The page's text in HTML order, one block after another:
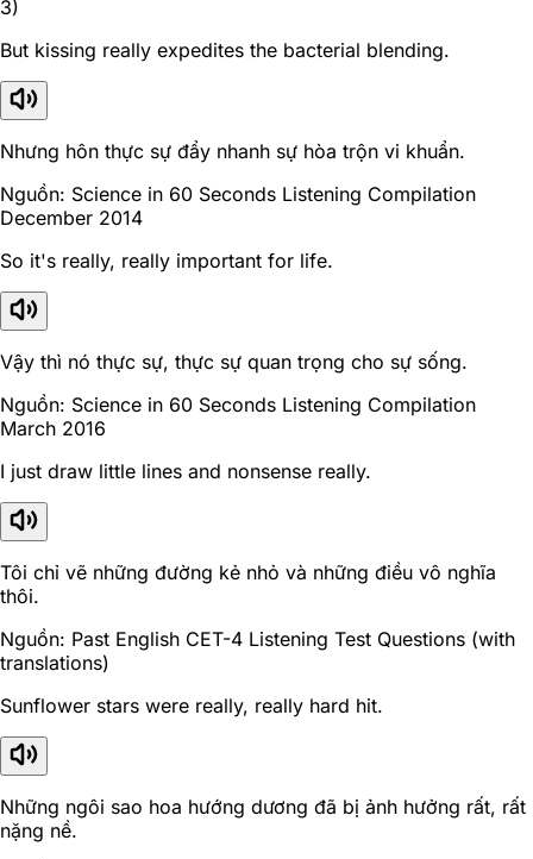
3)
But kissing really expedites the bacterial blending.
Nhưng hôn thực sự đẩy nhanh sự hòa trộn vi khuẩn.
Nguồn: Science in 60 Seconds Listening Compilation
December 2014
So it's really, really important for life.
Vậy thì nó thực sự, thực sự quan trọng cho sự sống.
Nguồn: Science in 60 Seconds Listening Compilation
March 2016
I just draw little lines and nonsense really.
Tôi chỉ vẽ những đường kẻ nhỏ và những điều vô nghĩa
thôi.
Nguồn: Past English CET-4 Listening Test Questions (with
translations)
Sunflower stars were really, really hard hit.
Những ngôi sao hoa hướng dương đã bị ảnh hưởng rất, rất
nặng nề.